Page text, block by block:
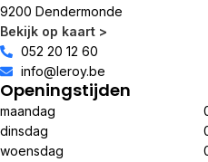
9200 Dendermonde
Bekijk op kaart >
052 20 12 60
info@leroy.be
Openingstijden
maandag
dinsdag
woensdag